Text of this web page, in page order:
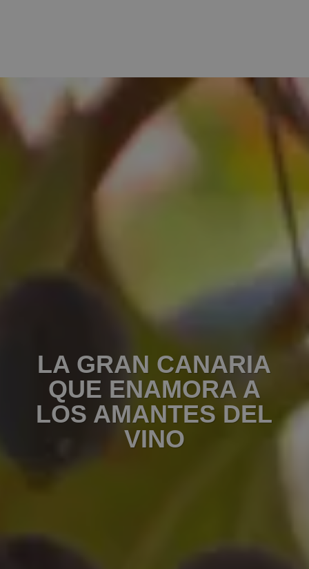
LA GRAN CANARIA
QUE ENAMORA A
LOS AMANTES DEL
VINO